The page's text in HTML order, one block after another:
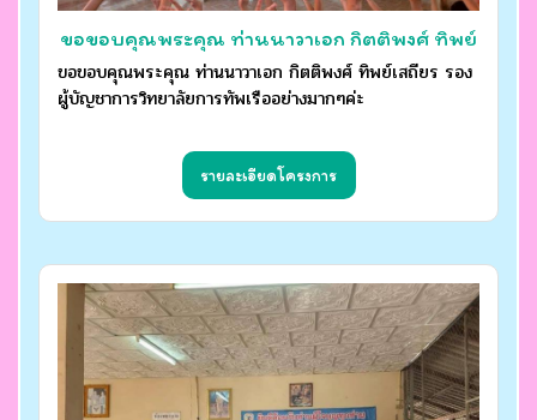
ขอขอบคุณพระคุณ ท่านนาวาเอก กิตติพงศ์ ทิพย์
เสถียร รองผู้บัญชาการวิทยาลัยการทัพเรืออย่างมากๆ
ค่ะ
ขอขอบคุณพระคุณ ท่านนาวาเอก กิตติพงศ์ ทิพย์เสถียร รอง
ผู้บัญชาการวิทยาลัยการทัพเรืออย่างมากๆค่ะ
รายละเอียดโครงการ